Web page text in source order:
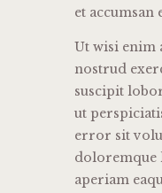
et accumsan
Ut wisi enim
nostrud
suscipit
ut
error sit
doloremque
aperiam